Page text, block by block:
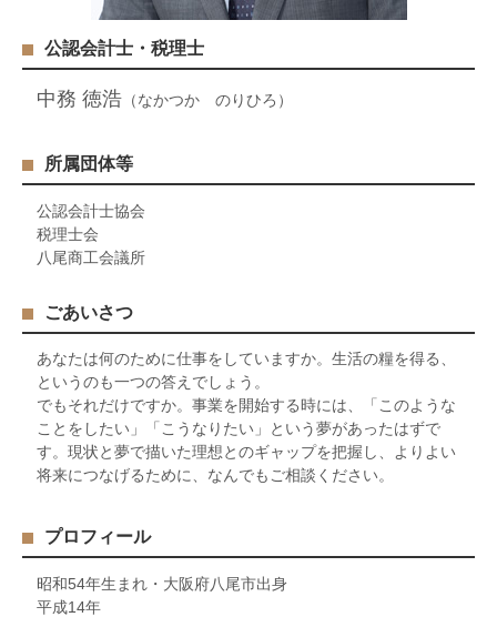
公認会計士・税理士
中務 徳浩（なかつか のりひろ）
所属団体等
公認会計士協会
税理士会
八尾商工会議所
ごあいさつ
あなたは何のために仕事をしていますか。生活の糧を得る、
というのも一つの答えでしょう。
でもそれだけですか。事業を開始する時には、「このような
ことをしたい」「こうなりたい」という夢があったはずで
す。現状と夢で描いた理想とのギャップを把握し、よりよい
将来につなげるために、なんでもご相談ください。
プロフィール
昭和54年生まれ・大阪府八尾市出身
平成14年